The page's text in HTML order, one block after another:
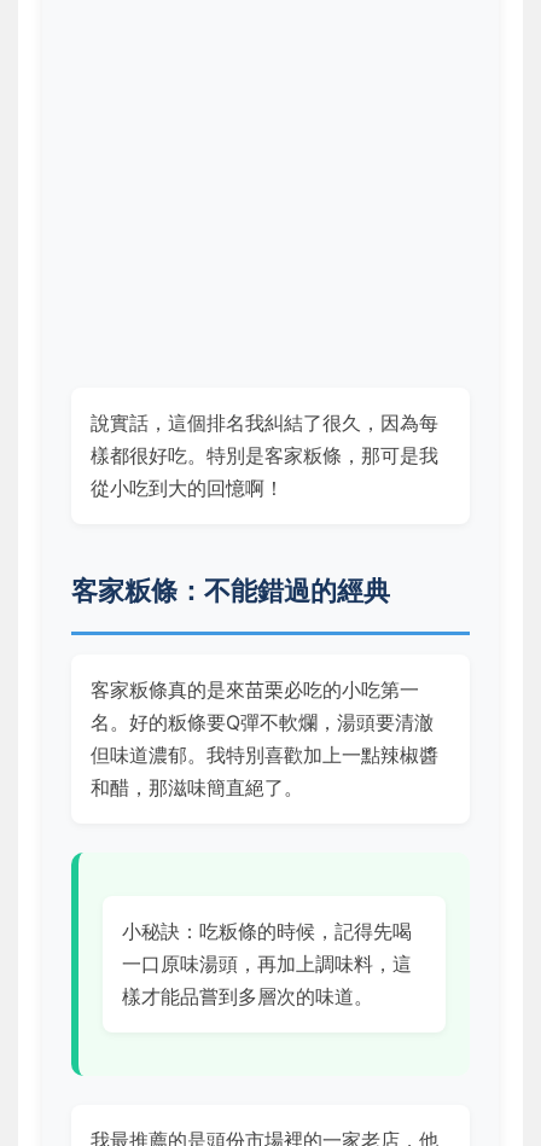
說實話，這個排名我糾結了很久，因為每
樣都很好吃。特別是客家粄條，那可是我
從小吃到大的回憶啊！
客家粄條：不能錯過的經典
客家粄條真的是來苗栗必吃的小吃第一
名。好的粄條要Q彈不軟爛，湯頭要清澈
但味道濃郁。我特別喜歡加上一點辣椒醬
和醋，那滋味簡直絕了。
小秘訣：吃粄條的時候，記得先喝
一口原味湯頭，再加上調味料，這
樣才能品嘗到多層次的味道。
我最推薦的是頭份市場裡的一家老店，他